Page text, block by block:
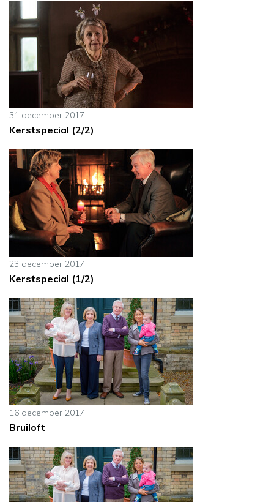
31 december 2017
Kerstspecial (2/2)
23 december 2017
Kerstspecial (1/2)
16 december 2017
Bruiloft